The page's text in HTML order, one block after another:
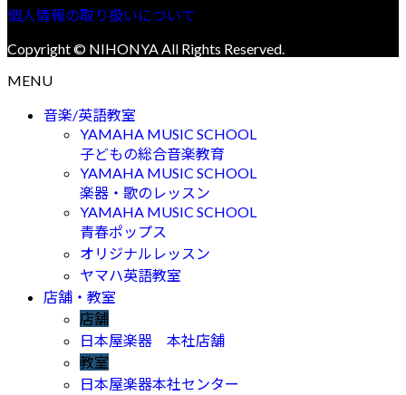
個人情報の取り扱いについて
Copyright © NIHONYA All Rights Reserved.
MENU
音楽/英語教室
YAMAHA MUSIC SCHOOL
子どもの総合音楽教育
YAMAHA MUSIC SCHOOL
楽器・歌のレッスン
YAMAHA MUSIC SCHOOL
青春ポップス
オリジナルレッスン
ヤマハ英語教室
店舗・教室
店舗
日本屋楽器 本社店舗
教室
日本屋楽器本社センター